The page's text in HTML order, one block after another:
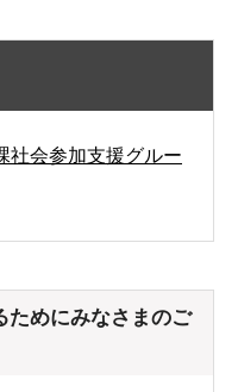
社会参加支援グルー
ためにみなさまのご